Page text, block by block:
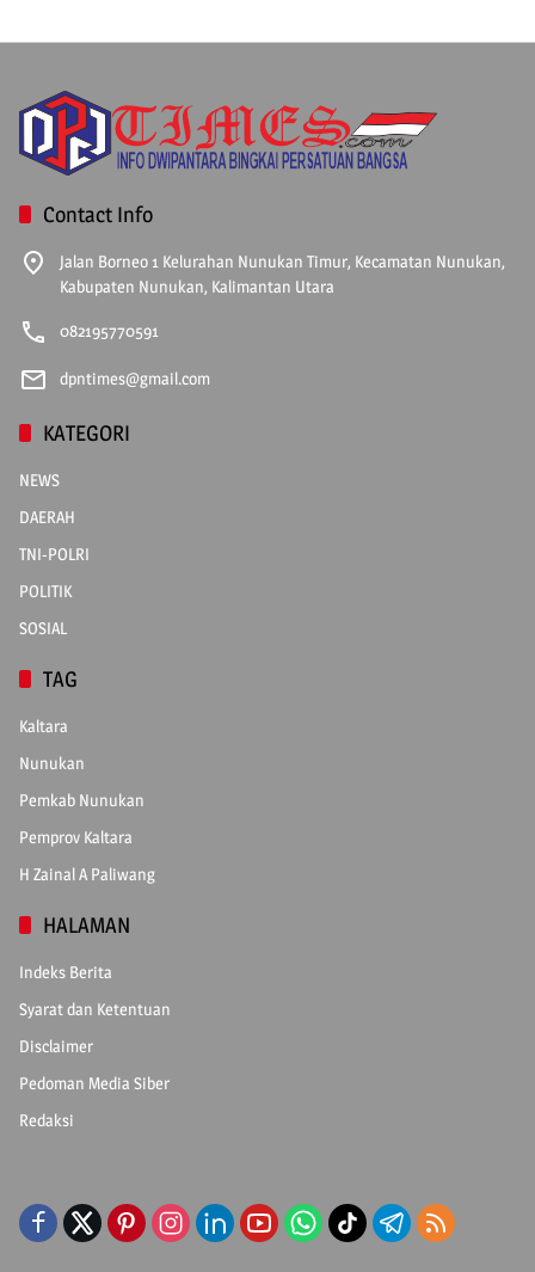
Contact Info
Jalan Borneo 1 Kelurahan Nunukan Timur, Kecamatan Nunukan,
Kabupaten Nunukan, Kalimantan Utara
082195770591
dpntimes@gmail.com
KATEGORI
NEWS
DAERAH
TNI-POLRI
POLITIK
SOSIAL
TAG
Kaltara
Nunukan
Pemkab Nunukan
Pemprov Kaltara
H Zainal A Paliwang
HALAMAN
Indeks Berita
Syarat dan Ketentuan
Disclaimer
Pedoman Media Siber
Redaksi